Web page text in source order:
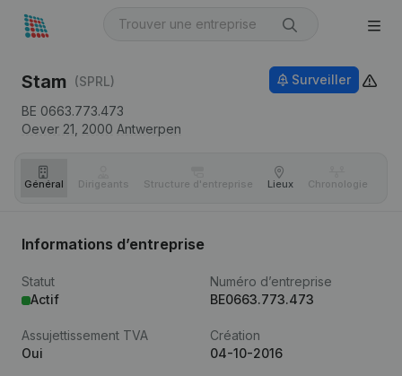
Stam (SPRL)
BE 0663.773.473
Oever 21, 2000 Antwerpen
Surveiller
Général Dirigeants Structure d'entreprise Lieux Chronologie
Informations d’entreprise
Statut
Actif
Numéro d’entreprise
BE0663.773.473
Assujettissement TVA
Oui
Création
04-10-2016